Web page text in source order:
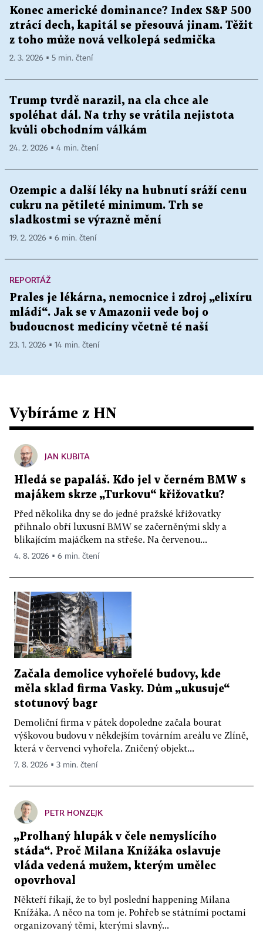
Konec americké dominance? Index S&P 500
ztrácí dech, kapitál se přesouvá jinam. Těžit
z toho může nová velkolepá sedmička
2. 3. 2026 ▪ 5 min. čtení
Trump tvrdě narazil, na cla chce ale
spoléhat dál. Na trhy se vrátila nejistota
kvůli obchodním válkám
24. 2. 2026 ▪ 4 min. čtení
Ozempic a další léky na hubnutí sráží cenu
cukru na pětileté minimum. Trh se
sladkostmi se výrazně mění
19. 2. 2026 ▪ 6 min. čtení
REPORTÁŽ
Prales je lékárna, nemocnice i zdroj „elixíru
mládí“. Jak se v Amazonii vede boj o
budoucnost medicíny včetně té naší
23. 1. 2026 ▪ 14 min. čtení
Vybíráme z HN
JAN KUBITA
Hledá se papaláš. Kdo jel v černém BMW s
majákem skrze „Turkovu“ křižovatku?
Před několika dny se do jedné pražské křižovatky
přihnalo obří luxusní BMW se začerněnými skly a
blikajícím majáčkem na střeše. Na červenou...
4. 8. 2026 ▪ 6 min. čtení
Začala demolice vyhořelé budovy, kde
měla sklad firma Vasky. Dům „ukusuje“
stotunový bagr
Demoliční firma v pátek dopoledne začala bourat
výškovou budovu v někdejším továrním areálu ve Zlíně,
která v červenci vyhořela. Zničený objekt...
7. 8. 2026 ▪ 3 min. čtení
PETR HONZEJK
„Prolhaný hlupák v čele nemyslícího
stáda“. Proč Milana Knížáka oslavuje
vláda vedená mužem, kterým umělec
opovrhoval
Někteří říkají, že to byl poslední happening Milana
Knížáka. A něco na tom je. Pohřeb se státními poctami
organizovaný těmi, kterými slavný...